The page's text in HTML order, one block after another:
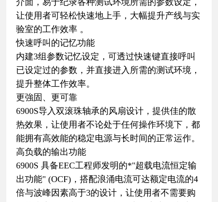
让使用者可轻松快速地上手，大幅提升产线与实
验室的工作效率 。
快速呼叫的记忆功能
内建3组参数记忆设定，可透过快速键直接呼叫
已设定过的参数，并直接进入所需的测试环境，
提升整体工作效率。
更強固、更可靠
6900S导入双滚珠轴承的风扇设计，提供佳的散
热效果，让使用者不论处于任何操作环境下，都
能拥有高效能的稳定电源与长时间的正常运作。
高负载的输出功能
6900S 具备EEC工程师发明的*"超载电流恒定输
出功能" (OCF)，搭配浪涌电流可达额定电流的4
倍与波峰因素高于3的设计，让使用者不需要购